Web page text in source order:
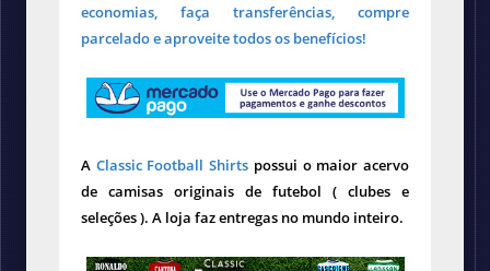
economias, faça transferências, compre
parcelado e aproveite todos os benefícios!
A Classic Football Shirts possui o maior acervo
de camisas originais de futebol ( clubes e
seleções ). A loja faz entregas no mundo inteiro.